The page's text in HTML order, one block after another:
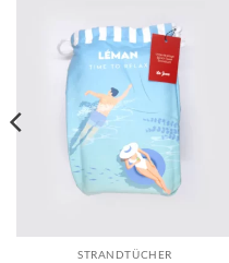
STRANDTÜCHER